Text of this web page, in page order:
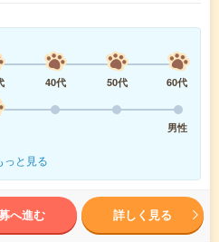
40代 50代
60代
男性
っと見る
へ進む 詳しく見る